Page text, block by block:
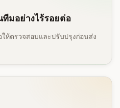
ทีมอย่างไร้รอยต่อ
ห้ตรวจสอบและปรับปรุงก่อนส่ง